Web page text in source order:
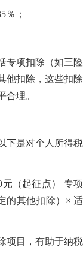
％；
专项扣除（如三险
他扣除，这些扣除
合理。
下是对个人所得税
（起征点） 专项
的其他扣除）× 适
项目，有助于纳税